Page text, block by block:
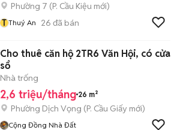
Phường 7 (P. Cầu Kiệu mới)
T Thuý An 26 đã bán
Cho thuê căn hộ 2TR6 Văn Hội, có cửa
sổ
Nhà trống
2,6 triệu/tháng 26 m²
Phường Dịch Vọng (P. Cầu Giấy mới)
Cộng Đồng Nhà Đất